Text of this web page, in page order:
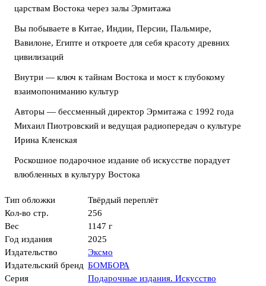
царствам Востока через залы Эрмитажа
Вы побываете в Китае, Индии, Персии, Пальмире,
Вавилоне, Египте и откроете для себя красоту древних
цивилизаций
Внутри — ключ к тайнам Востока и мост к глубокому
взаимопониманию культур
Авторы — бессменный директор Эрмитажа с 1992 года
Михаил Пиотровский и ведущая радиопередач о культуре
Ирина Кленская
Роскошное подарочное издание об искусстве порадует
влюбленных в культуру Востока
Тип обложки
Твёрдый переплёт
Кол-во стр.
256
Вес
1147 г
Год издания
2025
Издательство
Эксмо
Издательский бренд БОМБОРА
Серия
Подарочные издания. Искусство